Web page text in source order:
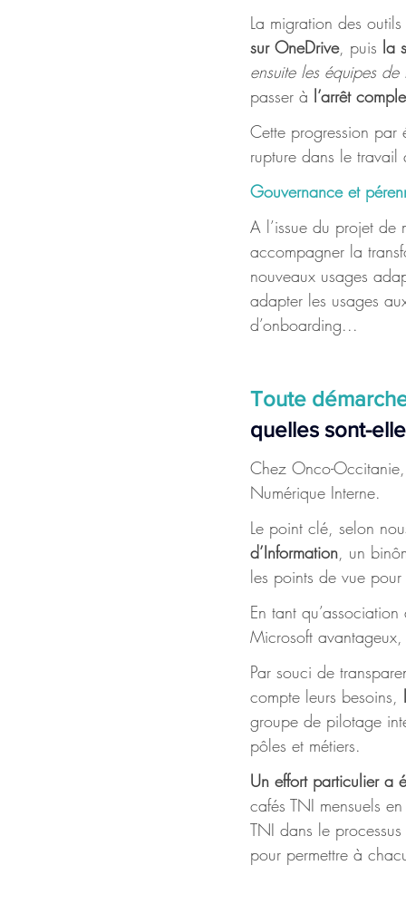
La migration des
sur OneDrive, puis la
ensuite les équipes
passer à l’arrêt
Cette progression par
rupture dans le travail
Gouvernance et
A l’issue du projet de
accompagner la
nouveaux usages
adapter les usages
d’onboarding...
Toute
quelles sont-
Chez Onco-
Numérique Interne.
Le point clé, selon
d’Information, un
les points de vue
En tant
Microsoft
Par souci de
compte leurs besoins,
groupe de pilotage
pôles et métiers.
Un effort particulier a
cafés TNI mensuels
TNI dans le
pour permettre à